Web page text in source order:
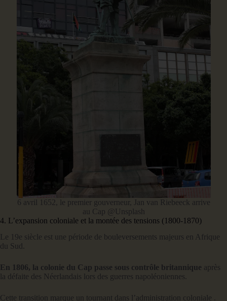
6 avril 1652, le premier gouverneur, Jan van Riebeeck arrive
au Cap @Unsplash
4. L’expansion coloniale et la montée des tensions (1800-1870)
Le 19e siècle est une période de bouleversements majeurs en Afrique
du Sud.
En 1806, la colonie du Cap passe sous contrôle britannique après
la défaite des Néerlandais lors des guerres napoléoniennes.
Cette transition marque un tournant dans l’administration coloniale .